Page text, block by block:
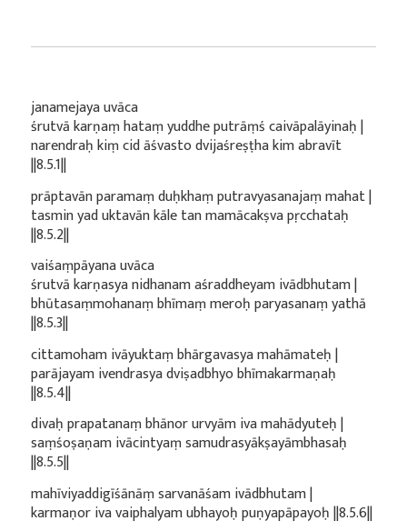
janamejaya uvāca
śrutvā karṇaṃ hataṃ yuddhe putrāṃś caivāpalāyinaḥ |
narendraḥ kiṃ cid āśvasto dvijaśreṣṭha kim abravīt
||8.5.1||
prāptavān paramaṃ duḥkhaṃ putravyasanajaṃ mahat |
tasmin yad uktavān kāle tan mamācakṣva pṛcchataḥ
||8.5.2||
vaiśaṃpāyana uvāca
śrutvā karṇasya nidhanam aśraddheyam ivādbhutam |
bhūtasaṃmohanaṃ bhīmaṃ meroḥ paryasanaṃ yathā
||8.5.3||
cittamoham ivāyuktaṃ bhārgavasya mahāmateḥ |
parājayam ivendrasya dviṣadbhyo bhīmakarmaṇaḥ
||8.5.4||
divaḥ prapatanaṃ bhānor urvyām iva mahādyuteḥ |
saṃśoṣaṇam ivācintyaṃ samudrasyākṣayāmbhasaḥ
||8.5.5||
mahīviyaddigīśānāṃ sarvanāśam ivādbhutam |
karmaṇor iva vaiphalyam ubhayoḥ puṇyapāpayoḥ ||8.5.6||